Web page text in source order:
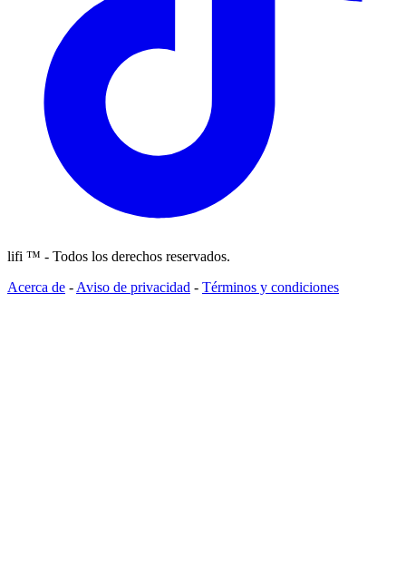
lifi ™ - Todos los derechos reservados.
Acerca de - Aviso de privacidad - Términos y condiciones